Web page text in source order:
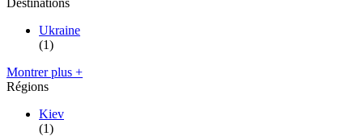
Ukraine
(1)
Montrer plus +
Régions
Kiev
(1)